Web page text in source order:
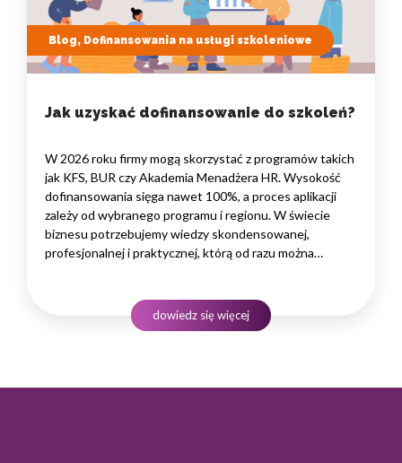
Blog, Dofinansowania na usługi szkoleniowe
Jak uzyskać dofinansowanie do szkoleń?
W 2026 roku firmy mogą skorzystać z programów takich
jak KFS, BUR czy Akademia Menadżera HR. Wysokość
dofinansowania sięga nawet 100%, a proces aplikacji
zależy od wybranego programu i regionu. W świecie
biznesu potrzebujemy wiedzy skondensowanej,
profesjonalnej i praktycznej, którą od razu można
odnoszących sukcesy w naszej branży.…
dowiedz się więcej